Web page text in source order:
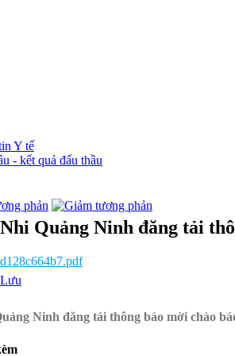
Y tế
- kết quả đấu thầu
Quảng Ninh đăng tải
Lưu
Ninh đăng tải thông báo mời chào